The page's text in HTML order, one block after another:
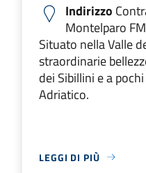
Indirizzo
Montelparo
Situato nella Valle
straordinarie
dei Sibillini e a
Adriatico.
LEGGI DI PIÙ